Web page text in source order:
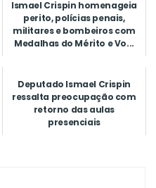
Ismael Crispin homenageia
perito, polícias penais,
militares e bombeiros com
Medalhas do Mérito e Vo...
Deputado Ismael Crispin
ressalta preocupação com
retorno das aulas
presenciais